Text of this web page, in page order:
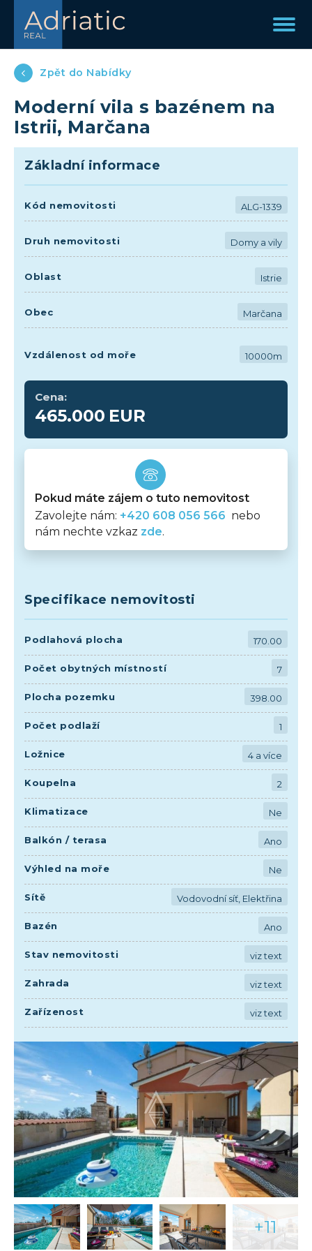
Zpět do Nabídky
Moderní vila s bazénem na
Istrii, Marčana
+11
Základní informace
Kód nemovitosti ALG-1339
Druh nemovitosti Domy a vily
Oblast Istrie
Obec Marčana
Vzdálenost od moře 10000m
Cena:
465.000 EUR
Pokud máte zájem o tuto nemovitost
Zavolejte nám: +420 608 056 566 nebo
nám nechte vzkaz zde.
Specifikace nemovitosti
Podlahová plocha 170.00
Počet obytných místností 7
Plocha pozemku 398.00
Počet podlaží 1
Ložnice 4 a více
Koupelna 2
Klimatizace Ne
Balkón / terasa Ano
Výhled na moře Ne
Sítě Vodovodní síť, Elektřina
Bazén Ano
Stav nemovitosti viz text
Zahrada viz text
Zařízenost viz text